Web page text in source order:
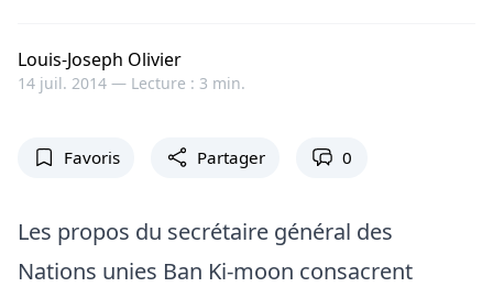
Louis-Joseph Olivier
14 juil. 2014 — Lecture : 3 min.
Favoris Partager 0
Les propos du secrétaire général des
Nations unies Ban Ki-moon consacrent